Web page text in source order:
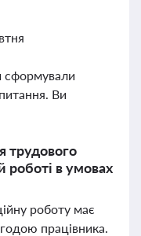
сформували
Ви
трудового
роботі в умовах
роботу має
працівника.